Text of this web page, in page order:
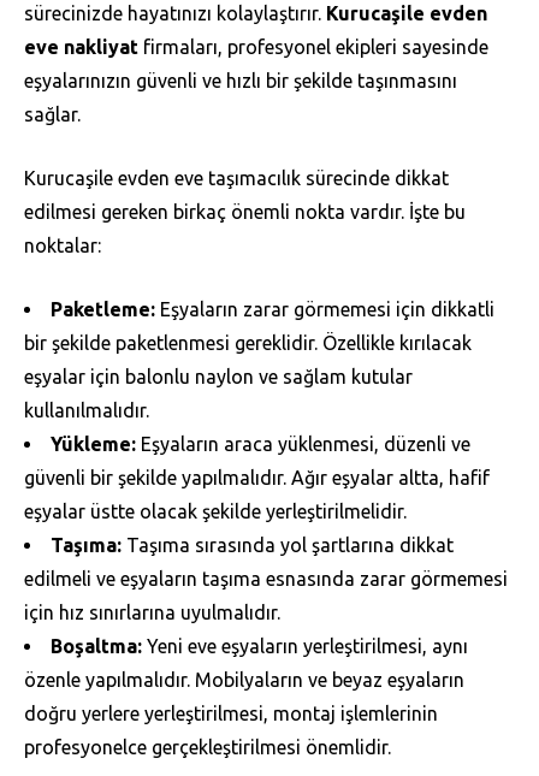
sürecinizde hayatınızı kolaylaştırır. Kurucaşile evden
eve nakliyat firmaları, profesyonel ekipleri sayesinde
eşyalarınızın güvenli ve hızlı bir şekilde taşınmasını
sağlar.
Kurucaşile evden eve taşımacılık sürecinde dikkat
edilmesi gereken birkaç önemli nokta vardır. İşte bu
noktalar:
Paketleme: Eşyaların zarar görmemesi için dikkatli
bir şekilde paketlenmesi gereklidir. Özellikle kırılacak
eşyalar için balonlu naylon ve sağlam kutular
kullanılmalıdır.
Yükleme: Eşyaların araca yüklenmesi, düzenli ve
güvenli bir şekilde yapılmalıdır. Ağır eşyalar altta, hafif
eşyalar üstte olacak şekilde yerleştirilmelidir.
Taşıma: Taşıma sırasında yol şartlarına dikkat
edilmeli ve eşyaların taşıma esnasında zarar görmemesi
için hız sınırlarına uyulmalıdır.
Boşaltma: Yeni eve eşyaların yerleştirilmesi, aynı
özenle yapılmalıdır. Mobilyaların ve beyaz eşyaların
doğru yerlere yerleştirilmesi, montaj işlemlerinin
profesyonelce gerçekleştirilmesi önemlidir.